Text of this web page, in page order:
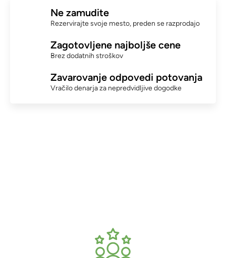
Ne zamudite
Rezervirajte svoje mesto, preden se razprodajo
Zagotovljene najboljše cene
Brez dodatnih stroškov
Zavarovanje odpovedi potovanja
Vračilo denarja za nepredvidljive dogodke